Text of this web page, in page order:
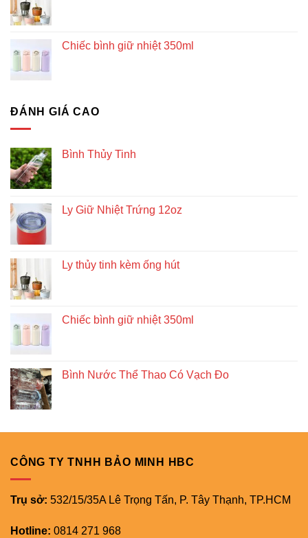
Chiếc bình giữ nhiệt 350ml
ĐÁNH GIÁ CAO
Bình Thủy Tinh
Ly Giữ Nhiệt Trứng 12oz
Ly thủy tinh kèm ống hút
Chiếc bình giữ nhiệt 350ml
Bình Nước Thể Thao Có Vạch Đo
CÔNG TY TNHH BẢO MINH HBC
Trụ sở: 532/15/35A Lê Trọng Tấn, P. Tây Thạnh, TP.HCM
Hotline: 0814 271 968